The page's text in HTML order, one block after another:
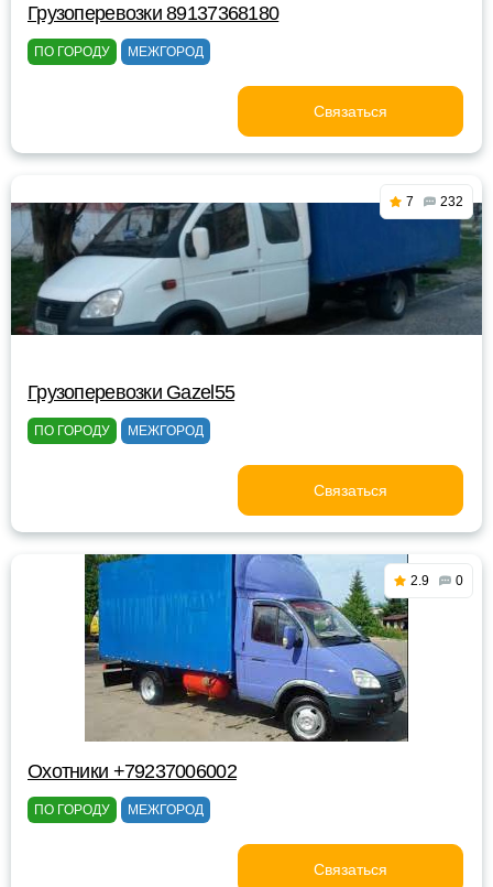
Грузоперевозки 89137368180
ПО ГОРОДУ МЕЖГОРОД
Связаться
7 232
Грузоперевозки Gazel55
ПО ГОРОДУ МЕЖГОРОД
Связаться
2.9 0
Охотники +79237006002
ПО ГОРОДУ МЕЖГОРОД
Связаться